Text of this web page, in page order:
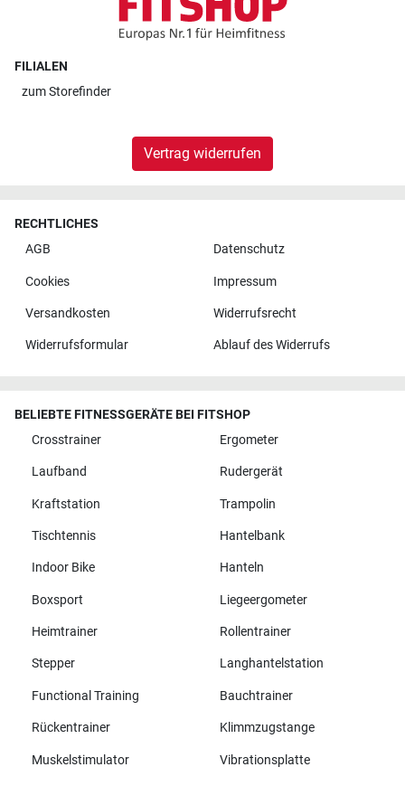
FILIALEN
zumStorefinder
Vertrag widerrufen
RECHTLICHES
AGB
Datenschutz
Cookies Impressum
Versandkosten Widerrufsrecht
Widerrufsformular Ablauf des Widerrufs
BELIEBTE FITNESSGERÄTE BEI FITSHOP
Crosstrainer
Ergometer
Laufband Rudergerät
Kraftstation Trampolin
Tischtennis Hantelbank
Indoor Bike Hanteln
Boxsport Liegeergometer
Heimtrainer Rollentrainer
Stepper Langhantelstation
Functional Training Bauchtrainer
Rückentrainer Klimmzugstange
Muskelstimulator Vibrationsplatte